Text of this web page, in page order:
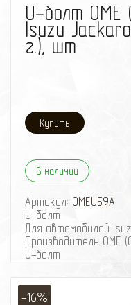
U-болт OME
Isuzu
г.), шт
В наличии
Артикул: OMEU59A
U-болт
Для автомобилей
Производитель OME
U-болт
Для автомобилей
Производитель OME
-16%